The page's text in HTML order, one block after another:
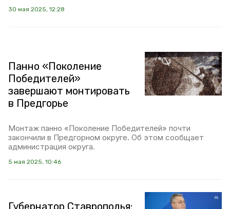
30 мая 2025, 12:28
Панно «Поколение
Победителей»
завершают монтировать
в Предгорье
Монтаж панно «Поколение Победителей» почти
закончили в Предгорном округе. Об этом сообщает
администрация округа.
5 мая 2025, 10:46